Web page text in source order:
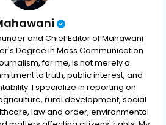
and Chief Editor of Mahawani
Degree in Mass Communication
for me, is not merely a
to truth, public interest, and
I specialize in reporting on
rural development, social
law and order, environmental